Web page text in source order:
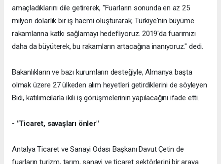
amaçladıklarını dile getirerek, "Fuarların sonunda en az 25
milyon dolarlık bir iş hacmi oluşturarak, Türkiye'nin büyüme
rakamlarına katkı sağlamayı hedefliyoruz. 2019'da fuarımızı
daha da büyüterek, bu rakamların artacağına inanıyoruz." dedi.
Bakanlıkların ve bazı kurumların desteğiyle, Almanya başta
olmak üzere 27 ülkeden alım heyetleri getirdiklerini de söyleyen
Bıdı, katılımcılarla ikili iş görüşmelerinin yapılacağını ifade etti.
- "Ticaret, savaşları önler"
Antalya Ticaret ve Sanayi Odası Başkanı Davut Çetin de
fuarların turizm, tarım, sanayi ve ticaret sektörlerini bir araya